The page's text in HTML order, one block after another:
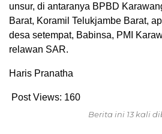
unsur, di antaranya BPBD
Barat, Koramil Telukjambe Barat,
desa setempat, Babinsa, PMI
relawan SAR.
Haris Pranatha
Post Views: 160
Berita ini 13 kali